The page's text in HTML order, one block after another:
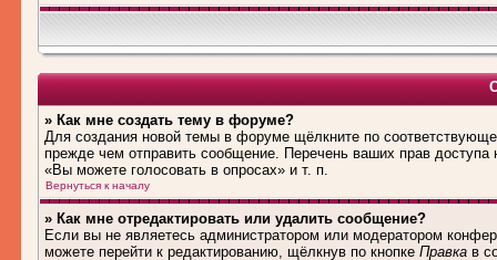
» Как мне создать тему в форуме?
Для создания новой темы в форуме щёлкните по
прежде чем отправить сообщение. Перечень ваших прав
«Вы можете голосовать в опросах» и т. п.
Вернуться к началу
» Как мне отредактировать или удалить сообщение?
Если вы не являетесь администратором или модератором
можете перейти к редактированию, щёлкнув по кнопке Правка в